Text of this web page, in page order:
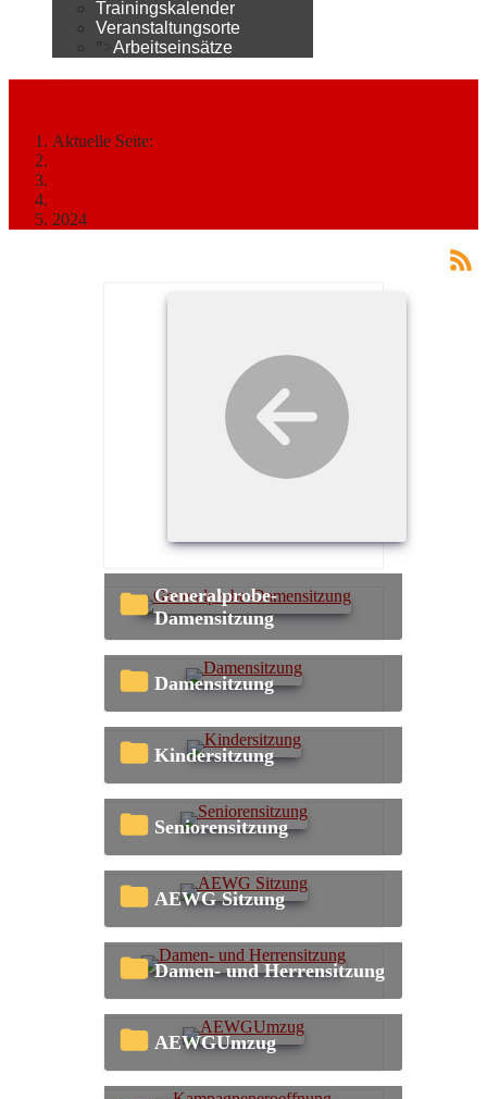
Trainingskalender
Veranstaltungsorte
">Arbeitseinsätze
Aktuelle Seite:
2024
Generalprobe-
Damensitzung
Damensitzung
Kindersitzung
Seniorensitzung
AEWG Sitzung
Damen- und Herrensitzung
AEWGUmzug